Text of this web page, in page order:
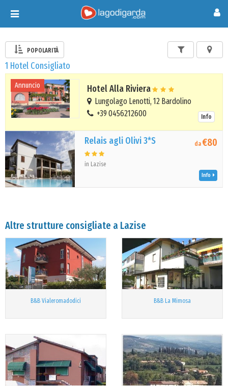
Toggle
navigation
POPOLARITÀ
1 Hotel Consigliato
Annuncio Hotel Alla Riviera
Lungolago Lenotti, 12 Bardolino
+39 0456212600
Info
Relais agli Olivi 3*S
in Lazise
da€80
Info
Altre strutture consigliate a Lazise
B&B Vialeromadodici B&B La Mimosa